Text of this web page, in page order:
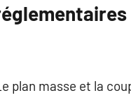
plan masse et la